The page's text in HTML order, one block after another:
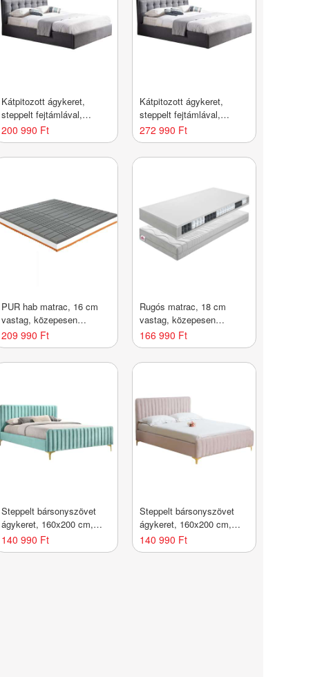
Kátpitozott ágykeret,
steppelt fejtámlával,
160x200 cm, szürke -
DEESSE - Butopêa
200 990 Ft
Kátpitozott ágykeret,
steppelt fejtámlával,
180x200 cm, szürke -
DEESSE - Butopêa
272 990 Ft
PUR hab matrac, 16 cm
vastag, közepesen
kemény, 180x200 cm -
POLO - Butopêa
209 990 Ft
Rugós matrac, 18 cm
vastag, közepesen
kemény, 140x200 cm - IDA
- Butopêa
166 990 Ft
Steppelt bársonyszövet
ágykeret, 160x200 cm,
menta - PALACE -
Butopêa
140 990 Ft
Steppelt bársonyszövet
ágykeret, 160x200 cm,
pasztell rózsaszín -
PALACE - Butopêa
140 990 Ft